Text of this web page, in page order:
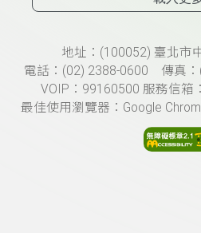
頁尾資訊地址：(100052) 臺北市
電話：(02) 2388-0600 傳真：
VOIP：99160500 服務信箱
最佳使用瀏覽器：Google